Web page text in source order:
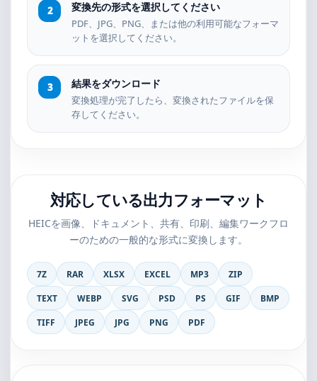
変換先の形式を選択してください
PDF、JPG、PNG、または他の利用可能なフォーマ
ットを選択してください。
結果をダウンロード
変換処理が完了したら、変換されたファイルを保
存してください。
対応している出力フォーマット
HEICを画像、ドキュメント、共有、印刷、編集ワークフロ
ーのための一般的な形式に変換します。
7Z RAR XLSX EXCEL MP3
ZIP
TEXT
WEBP SVG PSD PS GIF
BMP
TIFF
JPEG JPG PNG PDF